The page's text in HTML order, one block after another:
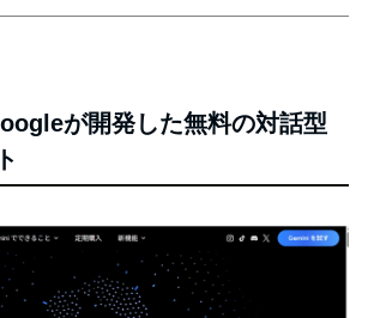
が開発した無料の対話型